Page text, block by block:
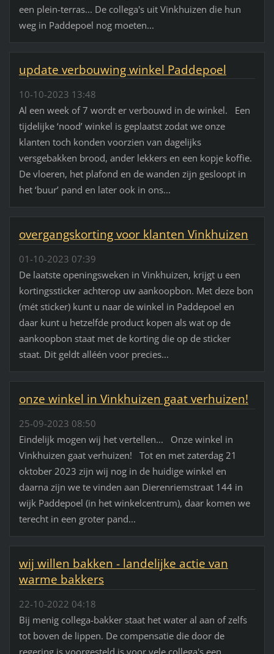
een plein-terras... De collega's uit Vinkhuizen die hun
weg in Paddepoel nog moeten...
update verbouwing winkel Paddepoel
10-10-2023 13:48
Al een week of 7 wordt er verbouwd in de winkel. Een
tijdelijke ‘nood’ winkel is geplaatst zodat we onze
klanten toch konden voorzien van dagelijks
versgebakken brood, ander lekkers en een kopje koffie.
De vloeren, het plafond en de wanden zijn gesloopt in
het ‘buur’ pand en later ook in ons...
overgangskorting voor klanten Vinkhuizen
01-10-2023 07:39
De laatste openingsweken in Vinkhuizen, krijgt u een
kortingssticker achterop uw aankoopbon. Met deze bon
(mét sticker) kunt u naar de winkel in Paddepoel en
daar kunt u hetzelfde product kopen als wat op de
aankoopbon staat met de korting die op de sticker
staat. Dit geldt alléén voor precies...
onze winkel in Vinkhuizen gaat verhuizen!
25-09-2023 08:50
Eindelijk mogen wij het vertellen... Onze winkel in
Vinkhuizen gaat verhuizen! Tot en met zaterdag 21
oktober 2023 zijn wij nog in de huidige winkel en
daarna zijn we te vinden aan Dierenriemstraat 144 in
wijk Paddepoel (in het winkelcentrum), daar komen we
terecht in een groter pand...
wij willen bakken - landelijke actie van
warme bakkers
22-10-2022 04:18
Bij menig collega-bakker staat het water al aan of zelfs
tot boven de lippen. De compensatie die door de